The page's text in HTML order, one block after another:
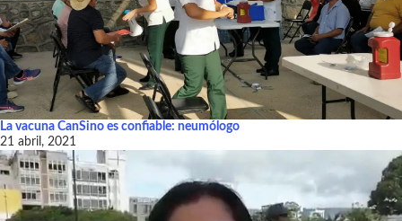
La vacuna CanSino es confiable: neumólogo
21 abril, 2021